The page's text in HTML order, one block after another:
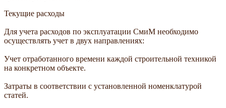
Текущие расходы
Для учета расходов по эксплуатации СмиМ необходимо
осуществлять учет в двух направлениях:
Учет отработанного времени каждой строительной техникой
на конкретном объекте.
Затраты в соответствии с установленной номенклатурой
статей.